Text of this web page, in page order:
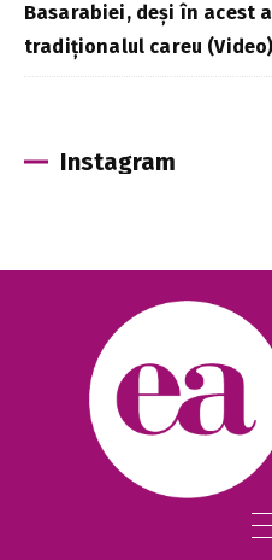
Basarabiei, deși în acest
tradiționalul careu (Video)
Instagram